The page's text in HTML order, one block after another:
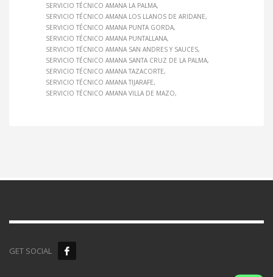
SERVICIO TÉCNICO AMANA LA PALMA
SERVICIO TÉCNICO AMANA LOS LLANOS DE ARIDANE
SERVICIO TÉCNICO AMANA PUNTA GORDA
SERVICIO TÉCNICO AMANA PUNTALLANA
SERVICIO TÉCNICO AMANA SAN ANDRES Y SAUCES
SERVICIO TÉCNICO AMANA SANTA CRUZ DE LA PALMA
SERVICIO TÉCNICO AMANA TAZACORTE
SERVICIO TÉCNICO AMANA TIJARAFE
SERVICIO TÉCNICO AMANA VILLA DE MAZO
GET SOCIAL